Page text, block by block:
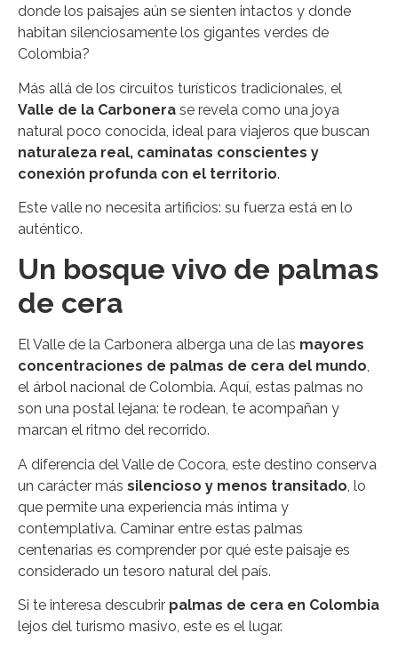
donde los paisajes aún se sienten intactos y donde
habitan silenciosamente los gigantes verdes de
Colombia?
Más allá de los circuitos turísticos tradicionales, el
Valle de la Carbonera se revela como una joya
natural poco conocida, ideal para viajeros que buscan
naturaleza real, caminatas conscientes y
conexión profunda con el territorio.
Este valle no necesita artificios: su fuerza está en lo
auténtico.
Un bosque vivo de palmas
de cera
El Valle de la Carbonera alberga una de las mayores
concentraciones de palmas de cera del mundo,
el árbol nacional de Colombia. Aquí, estas palmas no
son una postal lejana: te rodean, te acompañan y
marcan el ritmo del recorrido.
A diferencia del Valle de Cocora, este destino conserva
un carácter más silencioso y menos transitado, lo
que permite una experiencia más íntima y
contemplativa. Caminar entre estas palmas
centenarias es comprender por qué este paisaje es
considerado un tesoro natural del país.
Si te interesa descubrir palmas de cera en Colombia
lejos del turismo masivo, este es el lugar.